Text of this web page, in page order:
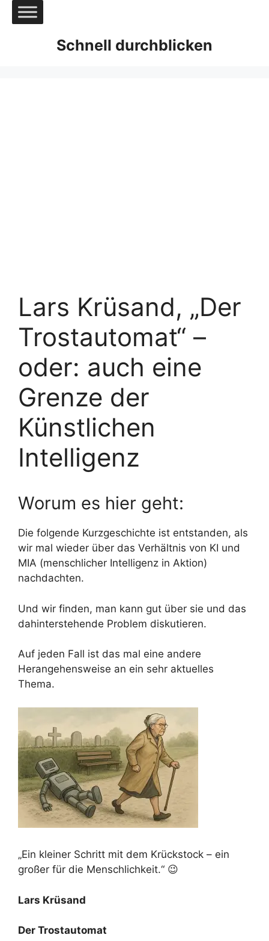
Zum
Inhalt
Schnell durchblicken
Lars Krüsand, „Der
Trostautomat“ –
oder: auch eine
Grenze der
Künstlichen
Intelligenz
Worum es hier geht:
Die folgende Kurzgeschichte ist entstanden, als
wir mal wieder über das Verhältnis von KI und
MIA (menschlicher Intelligenz in Aktion)
nachdachten.
Und wir finden, man kann gut über sie und das
dahinterstehende Problem diskutieren.
Auf jeden Fall ist das mal eine andere
Herangehensweise an ein sehr aktuelles
Thema.
„Ein kleiner Schritt mit dem Krückstock – ein
großer für die Menschlichkeit.“ 😉
Lars Krüsand
Der Trostautomat